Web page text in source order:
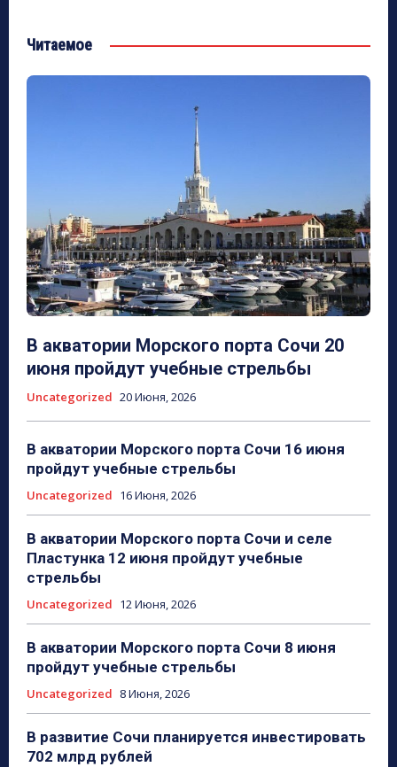
Читаемое
В акватории Морского порта Сочи 20
июня пройдут учебные стрельбы
Uncategorized 20 Июня, 2026
В акватории Морского порта Сочи 16 июня
пройдут учебные стрельбы
Uncategorized 16 Июня, 2026
В акватории Морского порта Сочи и селе
Пластунка 12 июня пройдут учебные
стрельбы
Uncategorized 12 Июня, 2026
В акватории Морского порта Сочи 8 июня
пройдут учебные стрельбы
Uncategorized 8 Июня, 2026
В развитие Сочи планируется инвестировать
702 млрд рублей